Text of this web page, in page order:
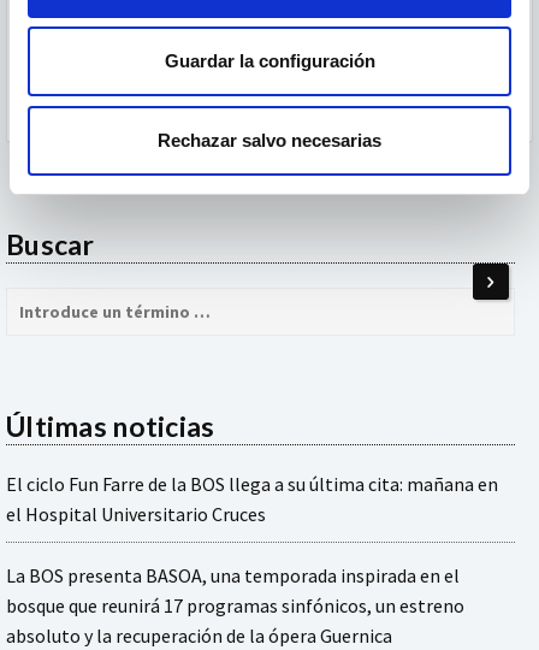
Guardar la configuración
Rechazar salvo necesarias
Concierto para piano y orquesta en la menor Op.
Joaquín Achúcarro, pianoMikel Fernández
dirección
Buscar
Buscar:
Últimas noticias
El ciclo Fun Farre de la BOS llega a su última cita: mañana en
el Hospital Universitario Cruces
La BOS presenta BASOA, una temporada inspirada en el
bosque que reunirá 17 programas sinfónicos, un estreno
absoluto y la recuperación de la ópera Guernica